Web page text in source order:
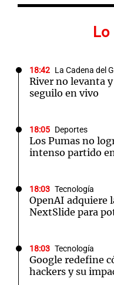
18:42 La Cadena del
River no levanta
seguilo en vivo
18:05 Deportes
Los Pumas no
intenso partido
18:03 Tecnología
OpenAI adquiere
NextSlide para
18:03 Tecnología
Google redefine
hackers y su